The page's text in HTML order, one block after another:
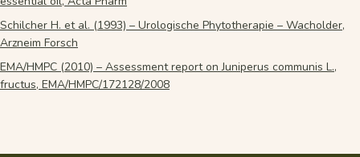
Schilcher H. et al. (1993) – Urologische Phytotherapie – Wacholder,
Arzneim Forsch
EMA/HMPC (2010) – Assessment report on Juniperus communis L.,
fructus, EMA/HMPC/172128/2008